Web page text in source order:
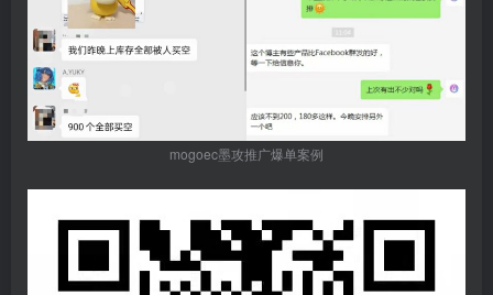
mogoec墨攻推广爆单案例